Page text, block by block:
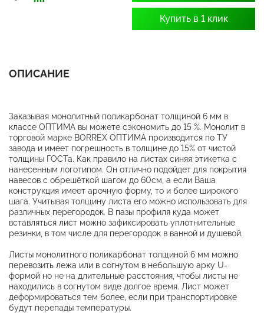
Купить в 1 клик
ОПИСАНИЕ
Заказывая монолитный поликарбонат толщиной 6 мм в
классе ОПТИМА вы можете сэкономить до 15 %. Монолит в
торговой марке BORREX ОПТИМА производится по ТУ
завода и имеет погрешность в толщине до 15% от чистой
толщины ГОСТа. Как правило на листах синяя этикетка с
нанесенным логотипом. Он отлично подойдет для покрытия
навесов с обрешёткой шагом до 60см, а если Ваша
конструкция имеет арочную форму, то и более широкого
шага. Учитывая толщину листа его можно использовать для
различных перегородок. В пазы профиля куда может
вставляться лист можно зафиксировать уплотнительные
резинки, в том числе для перегородок в ванной и душевой.
Листы монолитного поликарбонат толщиной 6 мм можно
перевозить лежа или в согнутом в небольшую арку U-
формой но не на длительные расстояния, чтобы листы не
находились в согнутом виде долгое время. Лист может
деформироваться тем более, если при транспортировке
будут перепады температуры.